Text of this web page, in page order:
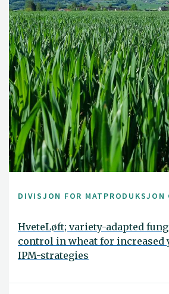
DIVISJON FOR MATPRODUKSJON
HveteLøft; variety-adapted
control in wheat for increased
IPM-strategies